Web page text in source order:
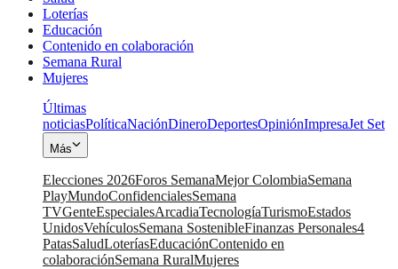
Loterías
Educación
Contenido en colaboración
Semana Rural
Mujeres
Últimas
noticiasPolíticaNaciónDineroDeportesOpiniónImpresaJet Set
Más
Elecciones 2026Foros SemanaMejor ColombiaSemana
PlayMundoConfidencialesSemana
TVGenteEspecialesArcadiaTecnologíaTurismoEstados
UnidosVehículosSemana SostenibleFinanzas Personales4
PatasSaludLoteríasEducaciónContenido en
colaboraciónSemana RuralMujeres